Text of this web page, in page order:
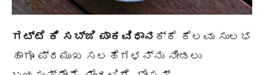
ಗಟ್ಟೆ ಕಿ ಸಬ್ಜಿ ಪಾಕವಿಧಾನ ಕ್ಕೆ ಕೆಲವು ಸುಲಭ
ಹಾಗೂ ಪ್ರಮುಖ ಸಲಹೆಗಳನ್ನು ನೀಡಲು